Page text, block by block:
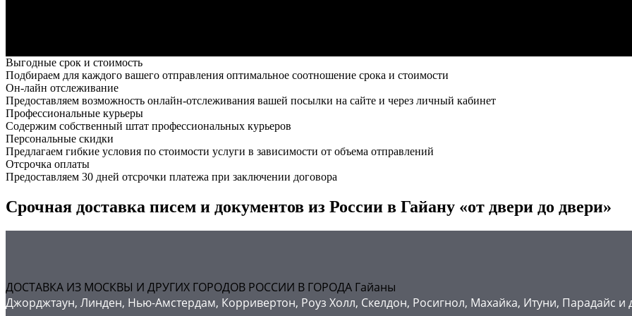
Выгодные срок и стоимость
Подбираем для каждого вашего отправления оптимальное соотношение срока и стоимости
Он-лайн отслеживание
Предоставляем возможность онлайн-отслеживания вашей посылки на сайте и через личный кабинет
Профессиональные курьеры
Содержим собственный штат профессиональных курьеров
Персональные скидки
Предлагаем гибкие условия по стоимости услуги в зависимости от объема отправлений
Отсрочка оплаты
Предоставляем 30 дней отсрочки платежа при заключении договора
Срочная доставка писем и документов из России в Гайану «от двери до двери»
ДОСТАВКА ИЗ МОСКВЫ И ДРУГИХ ГОРОДОВ РОССИИ В ГОРОДА Гайаны
Джорджтаун, Линден, Нью-Амстердам, Корривертон, Роуз Холл, Скелдон, Росигнол, Махайка, Итуни, Парадайс и